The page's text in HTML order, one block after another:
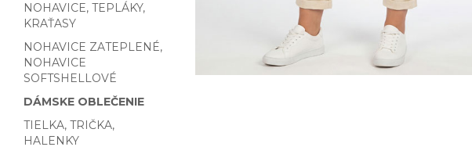
NOHAVICE, TEPLÁKY,
KRAŤASY
NOHAVICE ZATEPLENÉ,
NOHAVICE
SOFTSHELLOVÉ
DÁMSKE OBLEČENIE
TIELKA, TRIČKA,
HALENKY